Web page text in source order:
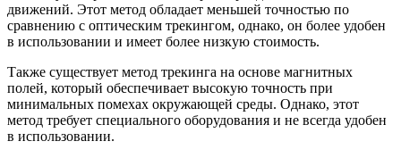
движений. Этот метод обладает меньшей точностью по
сравнению с оптическим трекингом, однако, он более удобен
в использовании и имеет более низкую стоимость.
Также существует метод трекинга на основе магнитных
полей, который обеспечивает высокую точность при
минимальных помехах окружающей среды. Однако, этот
метод требует специального оборудования и не всегда удобен
в использовании.